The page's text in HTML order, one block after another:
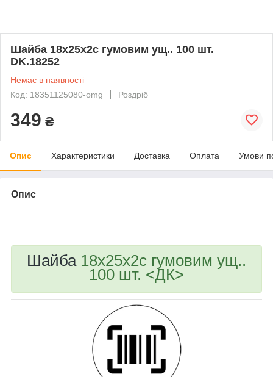
Шайба 18х25х2с гумовим ущ.. 100 шт.
DK.18252
Немає в наявності
Код: 18351125080-omg
Роздріб
349 ₴
Опис Характеристики Доставка Оплата Умови
Опис
Шайба18х25х2с гумовим ущ..
100 шт. <ДК>